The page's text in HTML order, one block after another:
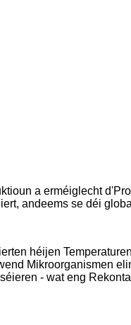
a erméiglecht
andeems se déi
héijen
Mikroorganismen
- wat eng